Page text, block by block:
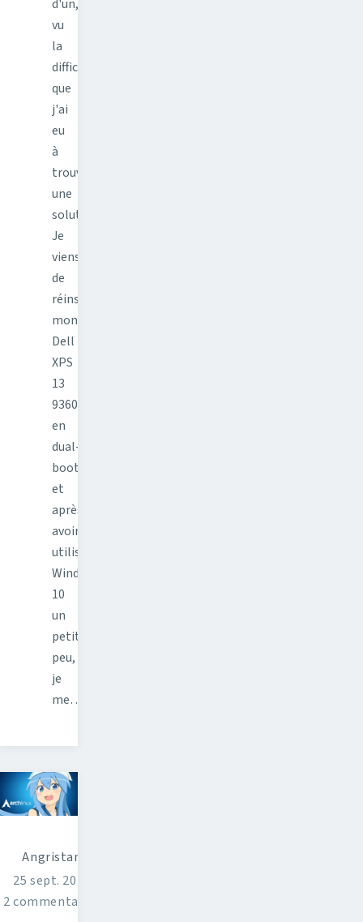
d'un,
vu
la
difficulté
que
j'ai
eu
à
trouver
une
solution.
Je
viens
de
réinstaller
mon
Dell
XPS
13
9360
en
dual-
boot,
et
après
avoir
utilisé
Windows
10
un
petit
peu,
je
me…
Angristan
25 sept. 2017
2 commentaires